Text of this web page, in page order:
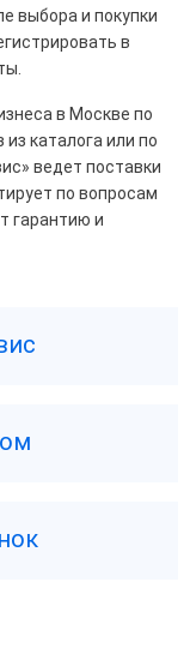
выбора и покупки
в
в Москве по
каталога или по
ведет поставки
по вопросам
гарантию и